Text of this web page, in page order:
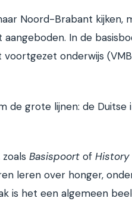
Noord-Brabant kijken,
In de
onderwijs
de grote lijnen: de Duitse
Basispoort of
leren over honger,
is het een algemeen